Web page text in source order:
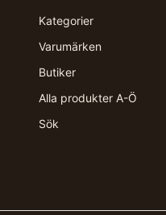
Kategorier
Varumärken
Butiker
Alla produkter A-Ö
Sök